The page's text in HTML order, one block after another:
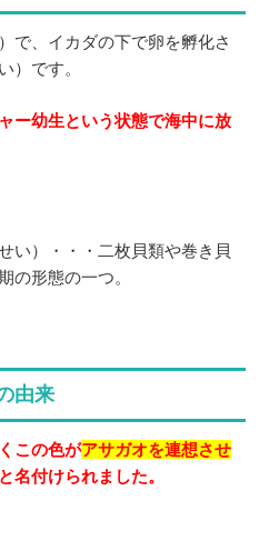
で、イカダの下で卵を孵化さ
）です。
ー幼生という状態で海中に放
い）・・・二枚貝類や巻き貝
の形態の一つ。
由来
この色がアサガオを連想させ
名付けられました。